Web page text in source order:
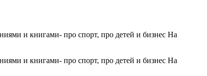
и книгами- про спорт, про детей и бизнес На
и книгами- про спорт, про детей и бизнес На